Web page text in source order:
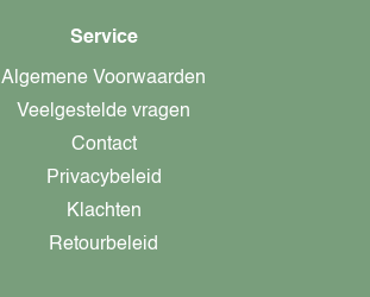
Service
Algemene Voorwaarden
Veelgestelde vragen
Contact
Privacybeleid
Klachten
Retourbeleid